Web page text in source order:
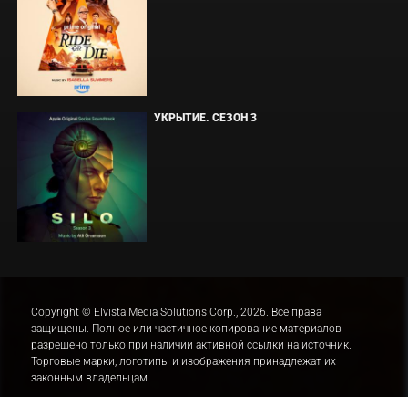
УКРЫТИЕ. СЕЗОН 3
Copyright © Elvista Media Solutions Corp., 2026. Все права
защищены. Полное или частичное копирование материалов
разрешено только при наличии активной ссылки на источник.
Торговые марки, логотипы и изображения принадлежат их
законным владельцам.